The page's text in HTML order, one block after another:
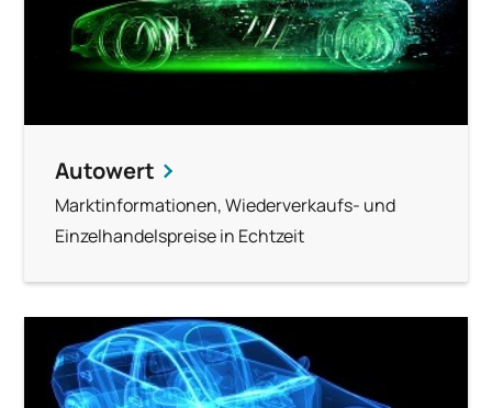
Autowert
Marktinformationen, Wiederverkaufs- und
Einzelhandelspreise in Echtzeit